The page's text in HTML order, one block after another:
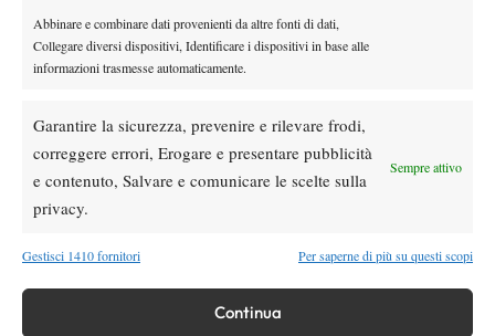
Abbinare e combinare dati provenienti da altre fonti di dati,
Collegare diversi dispositivi, Identificare i dispositivi in base alle
informazioni trasmesse automaticamente.
Garantire la sicurezza, prevenire e rilevare frodi,
correggere errori, Erogare e presentare pubblicità
e contenuto, Salvare e comunicare le scelte sulla
privacy.
Sempre attivo
Gestisci 1410 fornitori Per saperne di più su questi scopi
Continua
Masters 1000 Montreal 2026, Berrettini si
arrende a Navone all’esordio
News US Open
US Open 2026, doppio misto: entry list
aggiornata, c’è Musetti con Kalinskaya
perde il primo set, poi l’interruzione per